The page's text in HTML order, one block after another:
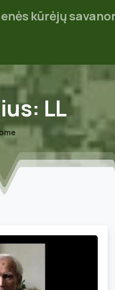
kūrėjų
LL